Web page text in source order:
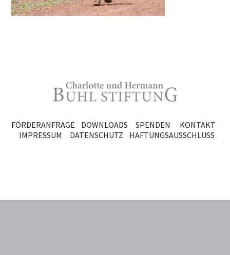
FÖRDERANFRAGE DOWNLOADS SPENDEN
KONTAKT
IMPRESSUM
DATENSCHUTZ HAFTUNGSAUSSCHLUSS